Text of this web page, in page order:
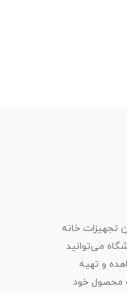
تجهیزات خانه
می‌توانید
و تهیه
محصول خود